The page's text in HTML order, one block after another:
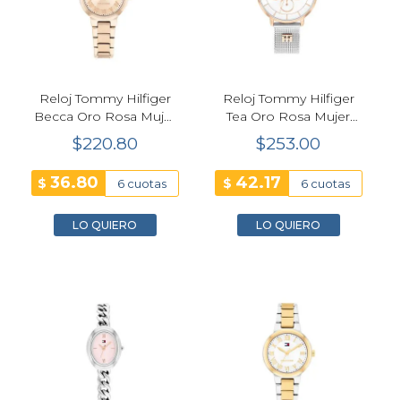
Reloj Tommy Hilfiger
Becca Oro Rosa Mujer
28mm
$220.80
$36.80 6 cuotas
LO QUIERO
Reloj Tommy Hilfiger
Tea Oro Rosa Mujer
36mm
$253.00
$ 42.17 6 cuotas
LO QUIERO